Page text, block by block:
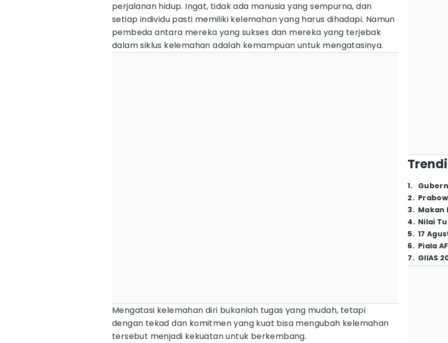
perjalanan hidup. Ingat, tidak ada manusia yang sempurna, dan
setiap individu pasti memiliki kelemahan yang harus dihadapi. Namun
pembeda antara mereka yang sukses dan mereka yang terjebak
dalam siklus kelemahan adalah kemampuan untuk mengatasinya.
Mengatasi kelemahan diri bukanlah tugas yang mudah, tetapi
dengan tekad dan komitmen yang kuat bisa mengubah kelemahan
tersebut menjadi kekuatan untuk berkembang.
1.
2.
3. Makan
4. Nilai
5. 17
6. Piala
7. GIIAS